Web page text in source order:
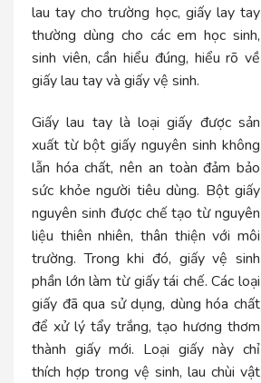
lau tay cho trường học, giấy lay tay
thường dùng cho các em học sinh,
sinh viên, cần hiểu đúng, hiểu rõ về
giấy lau tay và giấy vệ sinh.
Giấy lau tay là loại giấy được sản
xuất từ bột giấy nguyên sinh không
lẫn hóa chất, nên an toàn đảm bảo
sức khỏe người tiêu dùng. Bột giấy
nguyên sinh được chế tạo từ nguyên
liệu thiên nhiên, thân thiện với môi
trường. Trong khi đó, giấy vệ sinh
phần lớn làm từ giấy tái chế. Các loại
giấy đã qua sử dụng, dùng hóa chất
để xử lý tẩy trắng, tạo hương thơm
thành giấy mới. Loại giấy này chỉ
thích hợp trong vệ sinh, lau chùi vật